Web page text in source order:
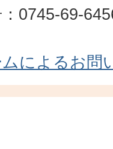
0745-69-
によるお問